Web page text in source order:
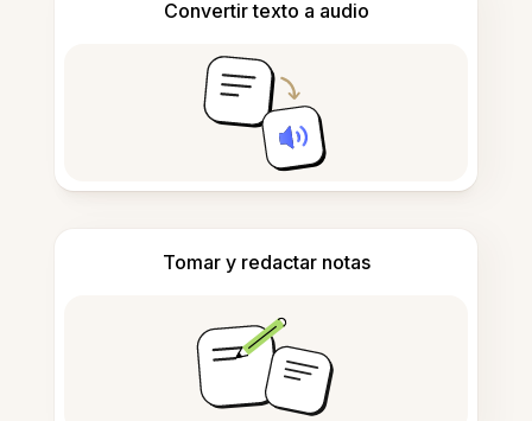
Convertir texto a audio
Tomar y redactar notas